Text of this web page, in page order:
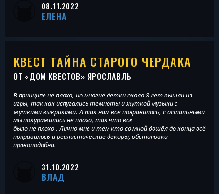
08.11.2022
ЕЛЕНА
КВЕСТ ТАЙНА СТАРОГО ЧЕРДАКА
ОТ «ДОМ КВЕСТОВ» ЯРОСЛАВЛЬ
В принципе не плохо, но многие детки около 8 лет вышли из
игры, так как испугались темноты и жуткой музыки с
жуткими выкриками. А так нам всё понравилось, с остальными
мы покуражились не плохо, так что всё
было не плохо . Лично мне и тем кто со мной дошёл до конца всё
понравилось и реалистические декоры, обстановка
правоподобна.
31.10.2022
ВЛАД